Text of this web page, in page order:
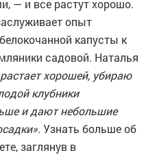
— и все растут хорошо.
опыт
капусты к
садовой. Наталья
хорошей, убираю
клубники
и дают небольшие
Узнать больше об
заглянув в